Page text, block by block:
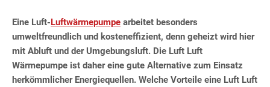
Eine Luft-Luftwärmepumpe arbeitet besonders
umweltfreundlich und kosteneffizient, denn geheizt wird hier
mit Abluft und der Umgebungsluft. Die Luft Luft
Wärmepumpe ist daher eine gute Alternative zum Einsatz
herkömmlicher Energiequellen. Welche Vorteile eine Luft Luft